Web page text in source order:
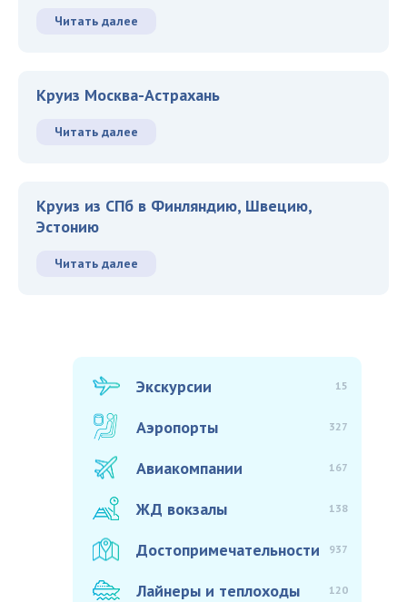
Читать далее
Круиз Москва-Астрахань
Читать далее
Круиз из СПб в Финляндию, Швецию,
Эстонию
Читать далее
Экскурсии 15
Аэропорты 327
Авиакомпании 167
ЖД вокзалы 138
Достопримечательности 937
Лайнеры и теплоходы 120